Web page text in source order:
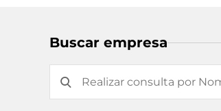
Buscar empresa